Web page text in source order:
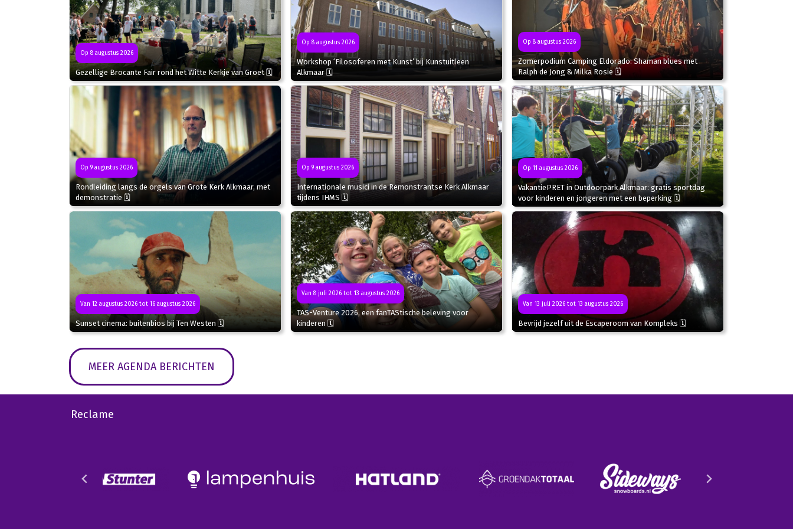
Op 8 augustus 2026
Gezellige Brocante Fair rond het Witte Kerkje van Groet 🗓
Op 8 augustus 2026
Workshop ‘Filosoferen met Kunst’ bij Kunstuitleen
Alkmaar 🗓
Op 8 augustus 2026
Zomerpodium Camping Eldorado: Shaman blues met
Ralph de Jong & Milka Rosie 🗓
Op 9 augustus 2026
Rondleiding langs de orgels van Grote Kerk Alkmaar, met
demonstratie 🗓
Op 9 augustus 2026
Internationale musici in de Remonstrantse Kerk Alkmaar
tijdens IHMS 🗓
Op 11 augustus 2026
VakantiePRET in Outdoorpark Alkmaar: gratis sportdag
voor kinderen en jongeren met een beperking 🗓
Van 12 augustus 2026 tot 16 augustus 2026
Sunset cinema: buitenbios bij Ten Westen 🗓
Van 8 juli 2026 tot 13 augustus 2026
TAS-Venture 2026, een fanTAStische beleving voor
kinderen 🗓
Van 13 juli 2026 tot 13 augustus 2026
Bevrijd jezelf uit de Escaperoom van Kompleks 🗓
MEER AGENDA BERICHTEN
Reclame